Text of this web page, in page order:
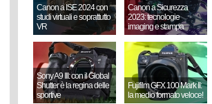
Canon a ISE 2024 con
studi virtuali e soprattutto
VR
Canon a Sicurezza
2023: tecnologie
imaging e stampa
Sony A9 III: con il Global
Shutter è la regina delle
sportive
Fujifilm GFX 100 Mark II:
la medio formato veloce!